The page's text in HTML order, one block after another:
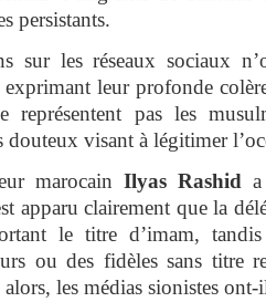
persistants.
sur les réseaux sociaux
exprimant leur profonde
représentent pas les
douteux visant à légitimer
marocain Ilyas Rashid
apparu clairement que la
le titre d’imam,
ou des fidèles sans
les médias sionistes